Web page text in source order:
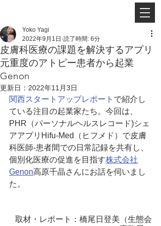
皮膚科医療の課題を解決するアプリ
元重度のアトピー患者から起業
Genon
Yoko Yagi
2022年9月1日 読了時間: 6分
更新日： 2022年11月3日
関西スタートアップレポート で紹介し
ている注目の起業家たち。今回は、
PHR（パーソナルヘルスレコード)シェ
アアプリHifu-Med（ヒフメド）で皮膚
科医師-患者間での日常記録を共有し、
個別化医療の促進を目指す株式会社
Genon高原千晶さんにお話を伺いまし
た。
取材・レポート：橋尾日登美（生態会